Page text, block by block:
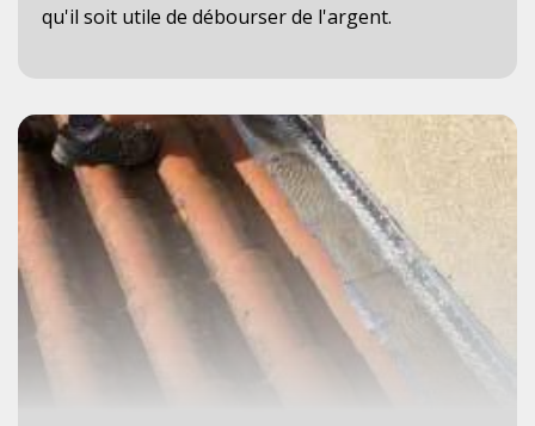
qu'il soit utile de débourser de l'argent.